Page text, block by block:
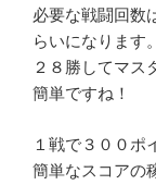
必要な戦闘回数
らいになります。
２８勝してマス
簡単ですね！
１戦で３００ポ
簡単なスコアの